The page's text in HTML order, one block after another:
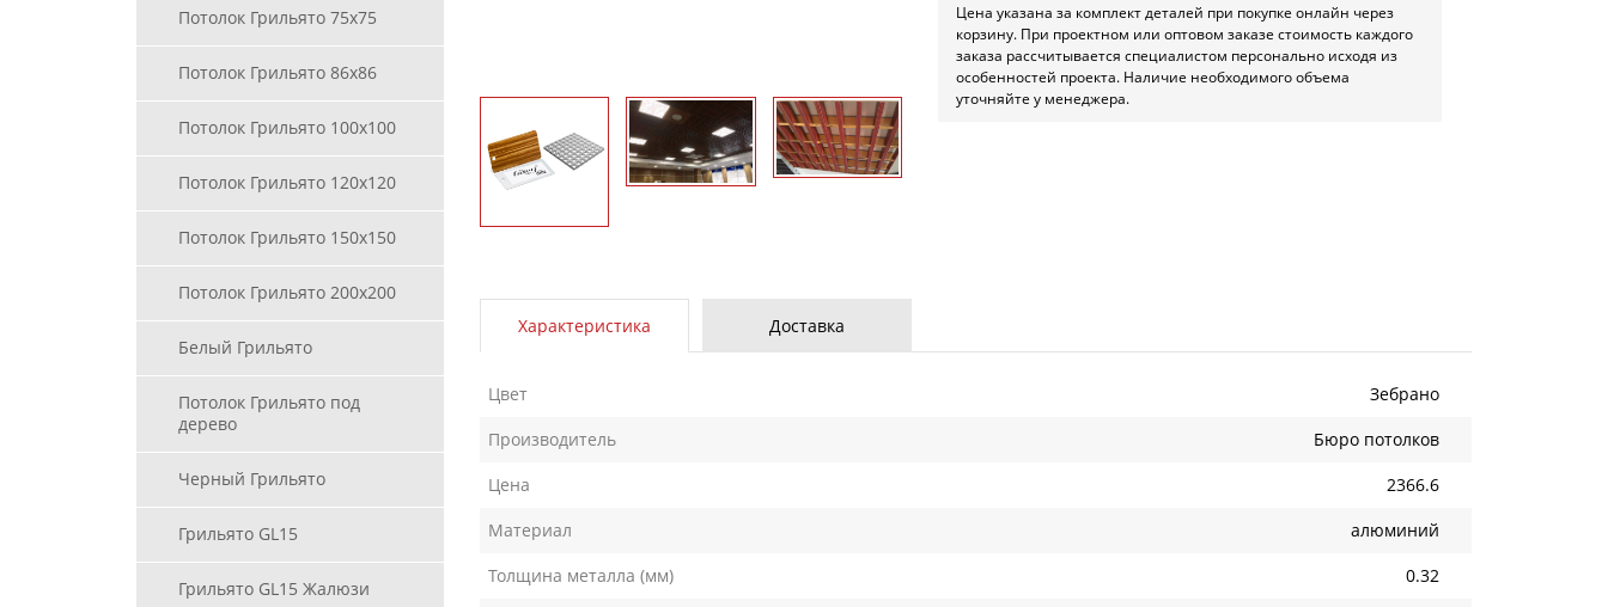
Потолок Грильято 75х75
Потолок Грильято 86х86
Потолок Грильято 100х100
Потолок Грильято 120х120
Потолок Грильято 150х150
Потолок Грильято 200х200
Белый Грильято
Потолок Грильято под
дерево
Черный Грильято
Грильято GL15
Грильято GL15 Жалюзи
Цена указана за комплект деталей при покупке онлайн через
корзину. При проектном или оптовом заказе стоимость каждого
заказа рассчитывается специалистом персонально исходя из
особенностей проекта. Наличие необходимого объема
уточняйте у менеджера.
Характеристика Доставка
Цвет
Зебрано
Производитель
Бюро потолков
Цена
2366.6
Материал
алюминий
Толщина металла (мм)
0.32